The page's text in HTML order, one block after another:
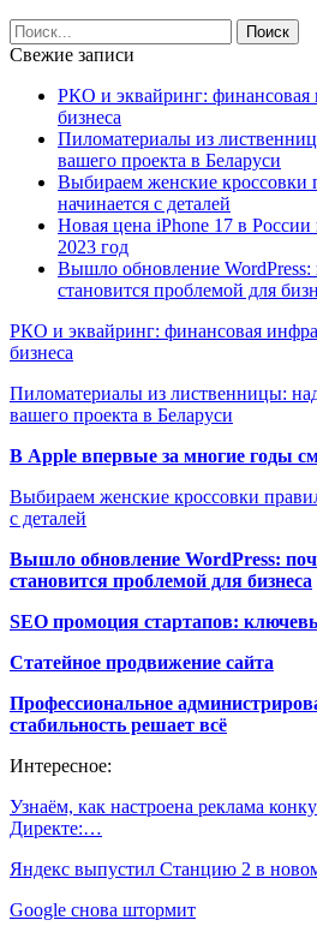
Свежие записи
РКО и эквайринг: финансовая
бизнеса
Пиломатериалы из
вашего проекта в Беларуси
Выбираем женские кроссовки
начинается с деталей
Новая цена iPhone 17 в
2023 год
Вышло обновление WordPress:
становится проблемой для
РКО и эквайринг: финансовая
бизнеса
Пиломатериалы из лиственницы:
вашего проекта в Беларуси
В Apple впервые за многие годы
Выбираем женские кроссовки
с деталей
Вышло обновление WordPress:
становится проблемой для бизнеса
SEO промоция стартапов:
Статейное продвижение сайта
Профессиональное
стабильность решает всё
Интересное:
Узнаём, как настроена реклама
Директе:…
Яндекс выпустил Станцию 2 в
Google снова штормит